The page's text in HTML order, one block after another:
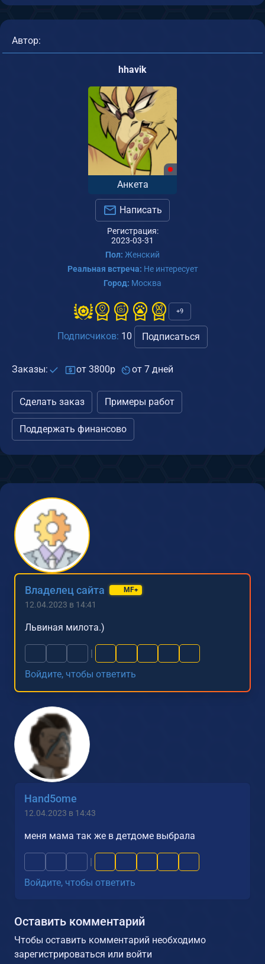
Автор:
hhavik
Анкета
Написать
Регистрация:
2023-03-31
Пол: Женский
Реальная встреча: Не интересует
Город: Москва
+9
Подписчиков: 10 Подписаться
Заказы: от 3800р от 7 дней
Сделать заказ Примеры работ
Поддержать финансово
Владелец сайта MF+
12.04.2023 в 14:41
Львиная милота.)
|
Войдите, чтобы ответить
Hand5ome
12.04.2023 в 14:43
меня мама так же в детдоме выбрала
|
Войдите, чтобы ответить
Оставить комментарий
Чтобы оставить комментарий необходимо
зарегистрироваться или войти